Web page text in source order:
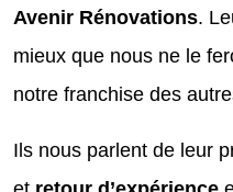
Avenir Rénovations.
mieux que nous ne le
notre franchise des
Ils nous parlent de leur